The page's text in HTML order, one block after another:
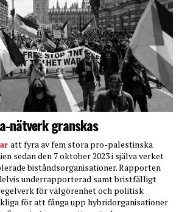
nätverk granskas
att fyra av fem stora pro-palestinska
sedan den 7 oktober 2023 i själva verket
biståndsorganisationer. Rapporten
underrapporterad samt bristfälligt
för välgörenhet och politisk
för att fånga upp hybridorganisationer